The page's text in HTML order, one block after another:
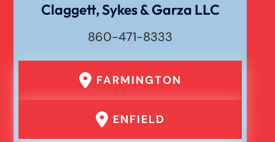
Claggett, Sykes & Garza LLC
860-471-8333
FARMINGTON
ENFIELD